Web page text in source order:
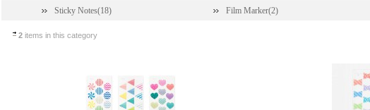
Sticky Notes(18) Film Marker(2)
2 items in this category